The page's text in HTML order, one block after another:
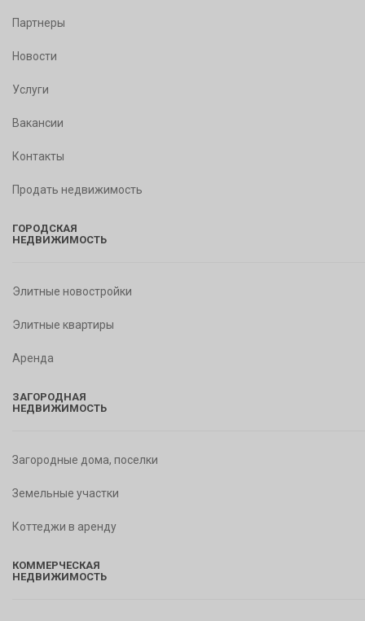
Партнеры
Новости
Услуги
Вакансии
Контакты
Продать недвижимость
ГОРОДСКАЯ
НЕДВИЖИМОСТЬ
Элитные новостройки
Элитные квартиры
Аренда
ЗАГОРОДНАЯ
НЕДВИЖИМОСТЬ
Загородные дома, поселки
Земельные участки
Коттеджи в аренду
КОММЕРЧЕСКАЯ
НЕДВИЖИМОСТЬ